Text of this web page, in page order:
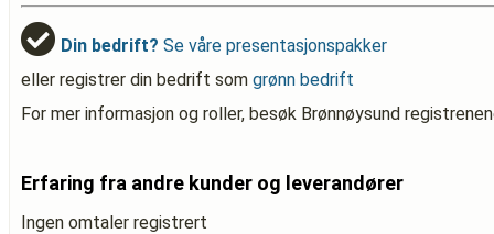
Din bedrift? Se våre presentasjonspakker
eller registrer din bedrift som grønn bedrift
For mer informasjon og roller, besøk Brønnøysund
Erfaring fra andre kunder og leverandører
Ingen omtaler registrert